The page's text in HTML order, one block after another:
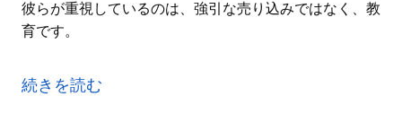
彼らが重視しているのは、強引な売り込みではなく、教
育です。
経営する家族経営のジュエリー会社です。一流のオパー
ル専門家として、国際的な認知と尊敬を集める評判を得
続きを読む